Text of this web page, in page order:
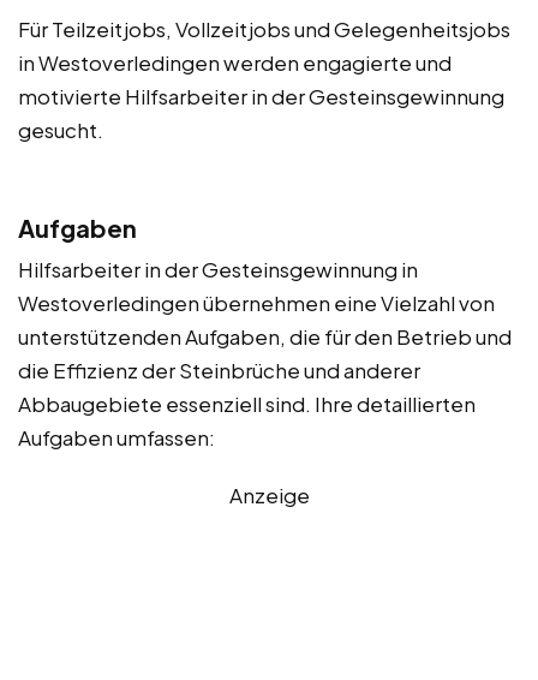
Für Teilzeitjobs, Vollzeitjobs und Gelegenheitsjobs
in Westoverledingen werden engagierte und
motivierte Hilfsarbeiter in der Gesteinsgewinnung
gesucht.
Aufgaben
Hilfsarbeiter in der Gesteinsgewinnung in
Westoverledingen übernehmen eine Vielzahl von
unterstützenden Aufgaben, die für den Betrieb und
die Effizienz der Steinbrüche und anderer
Abbaugebiete essenziell sind. Ihre detaillierten
Aufgaben umfassen:
Anzeige